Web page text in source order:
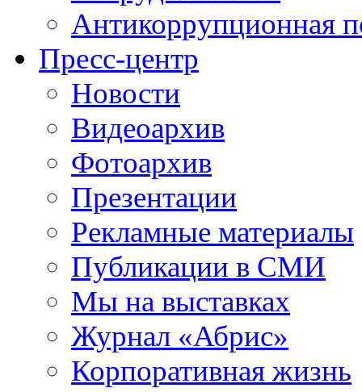
Антикоррупционная
Пресс-центр
Новости
Видеоархив
Фотоархив
Презентации
Рекламные материалы
Публикации в СМИ
Мы на выставках
Журнал «Абрис»
Корпоративная жизнь